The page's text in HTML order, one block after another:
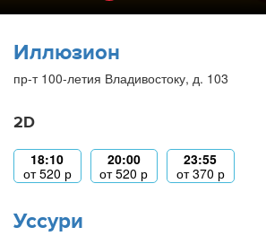
Иллюзион
пр-т 100-летия Владивостоку, д. 103
2D
18:10
от520 р
20:00
от520 р
23:55
от370 р
Уссури